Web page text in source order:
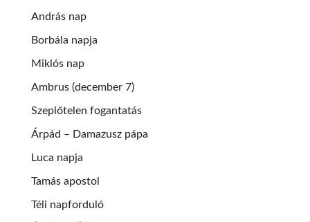
András nap
Borbála napja
Miklós nap
Ambrus (december 7)
Szeplőtelen fogantatás
Árpád – Damazusz pápa
Luca napja
Tamás apostol
Téli napforduló